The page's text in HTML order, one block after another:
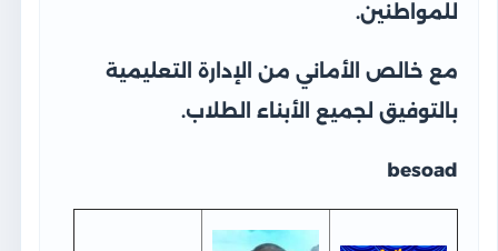
للمواطنين.
مع خالص الأماني من الإدارة التعليمية
بالتوفيق لجميع الأبناء الطلاب.
besoad